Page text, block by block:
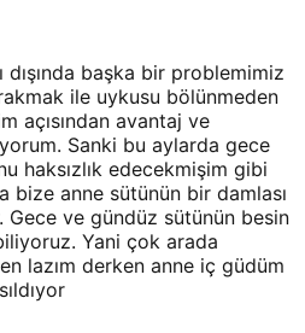
dışında başka bir problemimiz
ile uykusu bölünmeden
açısından avantaj ve
Sanki bu aylarda gece
haksızlık edecekmişim gibi
bize anne sütünün bir damlası
ve gündüz sütünün besin
Yani çok arada
lazım derken anne iç güdüm